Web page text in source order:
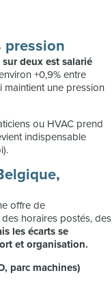
pression
deux est salarié
+0,9% entre
une pression
ou HVAC prend
indispensable
offre de
horaires postés, des
les écarts se
et organisation.
parc machines)